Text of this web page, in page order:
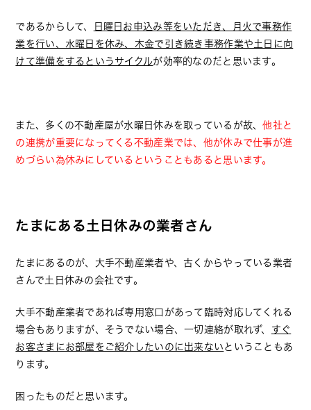
であるからして、
日曜日お申込み等をいただき、月火で事務作
業を行い、水曜日を休み、木金で引き続き事務作業や土日に向
けて準備をするというサイクルが効率的なのだと思います。
また、多くの不動産屋が水曜日休みを取っているが故、他社と
の連携が重要になってくる不動産業では、他が休みで仕事が進
めづらい為休みにしているということもあると思います。
たまにある土日休みの業者さん
たまにあるのが、大手不動産業者や、古くからやっている業者
さんで土日休みの会社です。
大手不動産業者であれば専用窓口があって臨時対応してくれる
場合もありますが、そうでない場合、一切連絡が取れず、 すぐ
お客さまにお部屋をご紹介したいのに出来ない ということもあ
ります。
困ったものだと思います。